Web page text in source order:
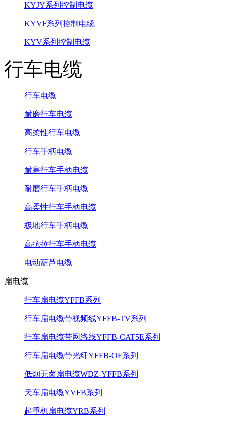
KYJY系列控制电缆
KYVF系列控制电缆
KYV系列控制电缆
行车电缆
行车电缆
耐磨行车电缆
高柔性行车电缆
行车手柄电缆
耐寒行车手柄电缆
耐磨行车手柄电缆
高柔性行车手柄电缆
极地行车手柄电缆
高抗拉行车手柄电缆
电动葫芦电缆
扁电缆
行车扁电缆YFFB系列
行车扁电缆带视频线YFFB-TV系列
行车扁电缆带网络线YFFB-CAT5E系列
行车扁电缆带光纤YFFB-OF系列
低烟无卤扁电缆WDZ-YFFB系列
天车扁电缆YVFB系列
起重机扁电缆YRB系列